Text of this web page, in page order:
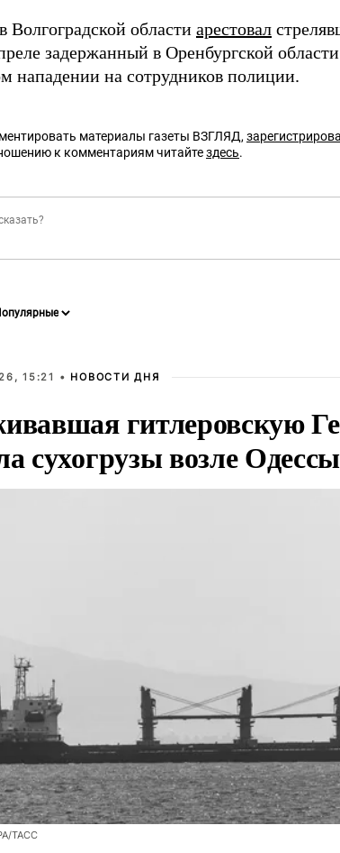
Волгоградской области арестовал
задержанный в Оренбургской
нападении на сотрудников полиции.
материалы газеты ВЗГЛЯД,
к комментариям читайтездесь.
15:21 • НОВОСТИ ДНЯ
гитлеровскую
сухогрузы возле Одессы
ТАСС